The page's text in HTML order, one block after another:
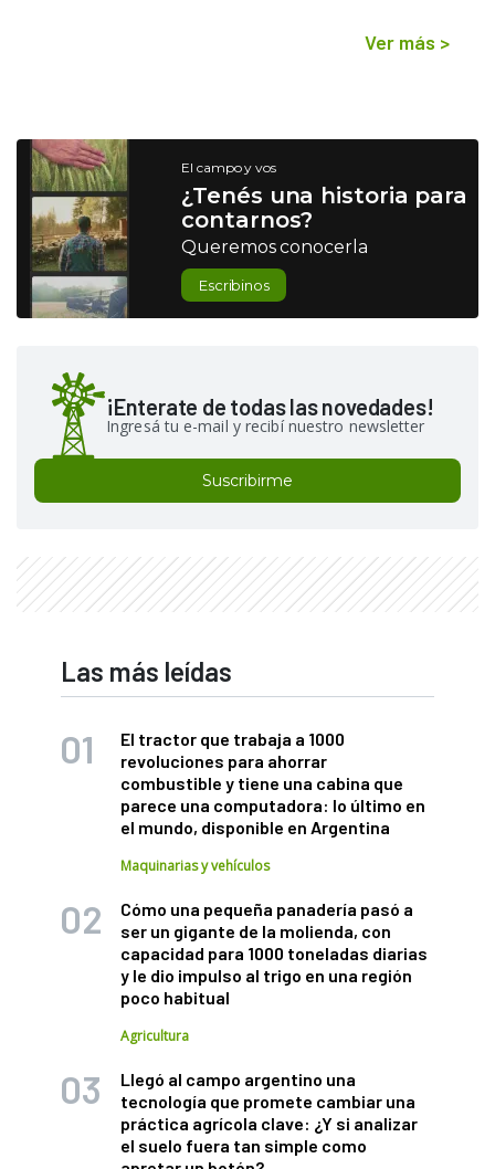
Ver más >
El campo y vos
¿Tenés una historia para
contarnos?
Queremos conocerla
Escribinos
¡Enterate de todas las novedades!
Ingresá tu e-mail y recibí nuestro newsletter
Suscribirme
Las más leídas
El tractor que trabaja a 1000
revoluciones para ahorrar
combustible y tiene una cabina que
parece una computadora: lo último en
el mundo, disponible en Argentina
Maquinarias y vehículos
Cómo una pequeña panadería pasó a
ser un gigante de la molienda, con
capacidad para 1000 toneladas diarias
y le dio impulso al trigo en una región
poco habitual
Agricultura
Llegó al campo argentino una
tecnología que promete cambiar una
práctica agrícola clave: ¿Y si analizar
el suelo fuera tan simple como